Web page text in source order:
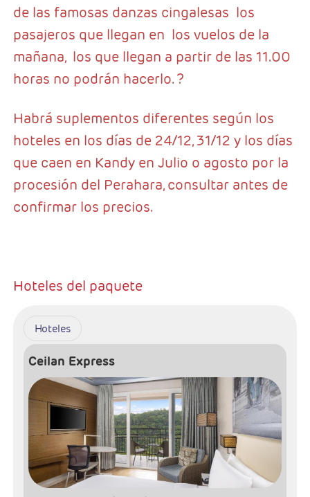
de las famosas danzas cingalesas los
pasajeros que llegan en los vuelos de la
mañana, los que llegan a partir de las 11.00
horas no podrán hacerlo. ?
Habrá suplementos diferentes según los
hoteles en los días de 24/12, 31/12 y los días
que caen en Kandy en Julio o agosto por la
procesión del Perahara, consultar antes de
confirmar los precios.
Hoteles del paquete
Hoteles
Ceilan Express